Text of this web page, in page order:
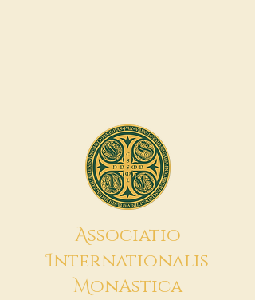
Associatio
Internationalis
MonAstica